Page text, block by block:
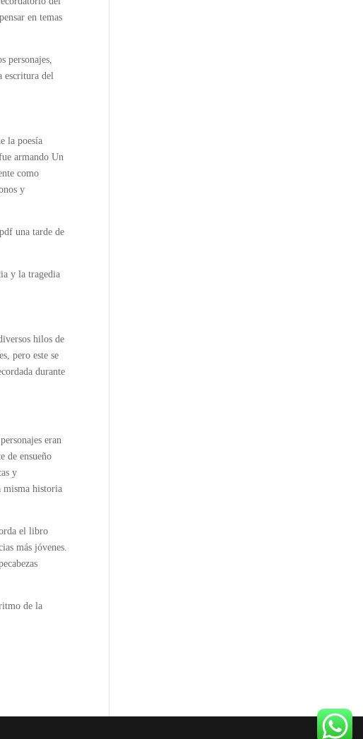
en temas
personajes,
escritura del
la poesía
armando Un
como
y
una tarde de
y la tragedia
hilos de
pero este se
durante
eran
de ensueño
y
misma historia
el libro
más jóvenes.
de la